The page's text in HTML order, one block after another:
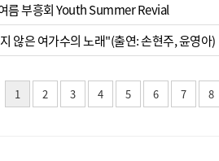
름 부흥회 Youth Summer Revial
않은 여가수의 노래"(출연: 손현주, 윤영아)
1 2 3 4 5 6 7 8